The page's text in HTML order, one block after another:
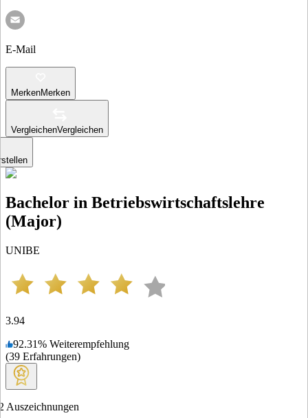
E-Mail
MerkenMerken
VergleichenVergleichen
Bachelor in Betriebswirtschaftslehre
(Major)
UNIBE
3.94
92.31% Weiterempfehlung
(39 Erfahrungen)
Auszeichnungen